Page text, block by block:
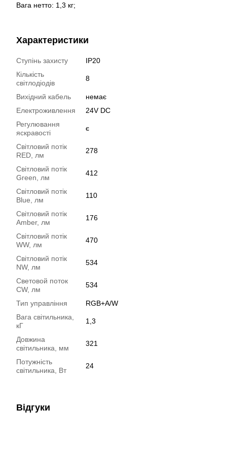
Вага нетто: 1,3 кг;
Характеристики
Ступінь захисту
IP20
Кількість
світлодіодів
8
Вихідний кабель
немає
Електроживлення
24V DC
Регулювання
яскравості
є
Світловий потік
RED, лм
278
Світловий потік
Green, лм
412
Світловий потік
Blue, лм
110
Світловий потік
Amber, лм
176
Світловий потік
WW, лм
470
Світловий потік
NW, лм
534
Световой поток
CW, лм
534
Тип управління
RGB+A/W
Вага світильника,
кГ
1,3
Довжина
світильника, мм
321
Потужність
світильника, Вт
24
Відгуки